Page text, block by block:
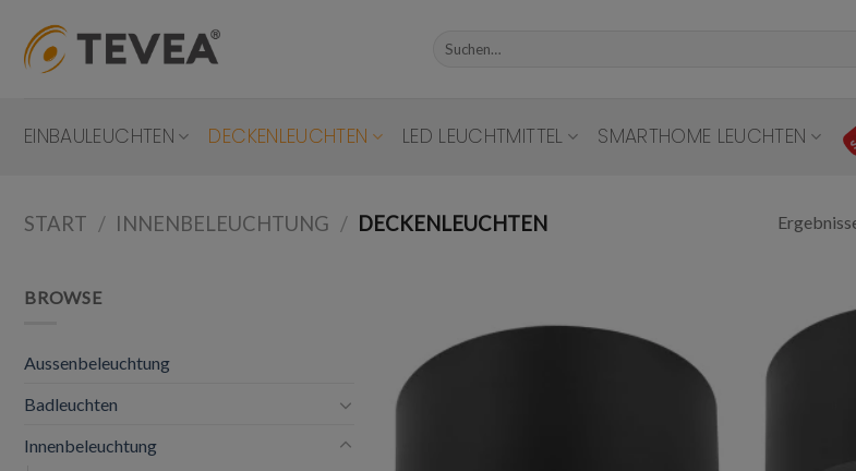
content
Suchen
EINBAULEUCHTEN DECKENLEUCHTEN LED LEUCHTMITTEL SMARTHOME LEUCHTEN
START / INNENBELEUCHTUNG / DECKENLEUCHTEN
BROWSE
Aussenbeleuchtung
Badleuchten
Innenbeleuchtung
Add to